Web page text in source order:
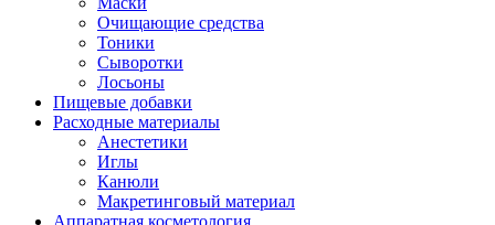
Очищающие средства
Тоники
Сыворотки
Лосьоны
Пищевые добавки
Расходные материалы
Анестетики
Иглы
Канюли
Макретинговый материал
Аппаратная косметология